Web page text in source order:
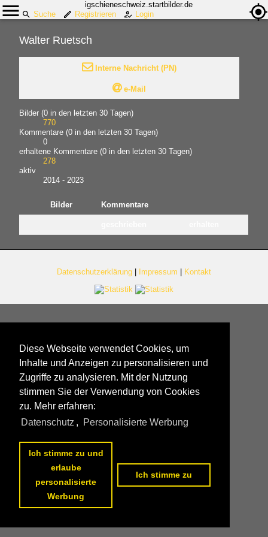
igschieneschweiz.startbilder.de
Suche
Registrieren Login
Walter Ruetsch
 Interne Nachricht (PN)
e-Mail
Bilder (0 in den letzten 30 Tagen)
770
Kommentare (0 in den letzten 30 Tagen)
0
erhaltene Kommentare (0 in den letzten 30 Tagen)
278
aktiv
2014 - 2023
Bilder Kommentare
Datenschutzerklärung Impressum Kontakt
Diese Webseite verwendet Cookies, um
Inhalte und Anzeigen zu personalisieren und
Zugriffe zu analysieren. Mit der Nutzung
stimmen Sie der Verwendung von Cookies
zu. Mehr erfahren:
Datenschutz , Personalisierte Werbung
Ich stimme zu und
erlaube
personalisierte
Werbung
Ich stimme zu